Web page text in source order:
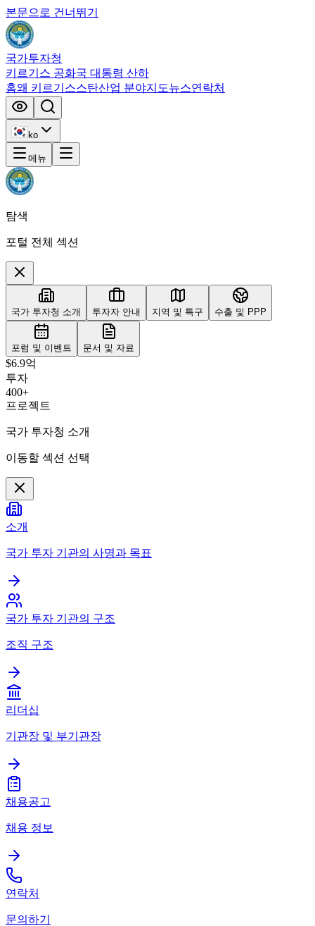
본문으로 건너뛰기
국가투자청
키르기스 공화국 대통령 산하
홈왜 키르기스스탄산업 분야지도뉴스연락처
ko
메뉴
탐색
포털 전체 섹션
국가 투자청 소개 투자자 안내 지역 및 특구 수출 및 PPP
포럼 및 이벤트 문서 및 자료
$6.9억
투자
400+
프로젝트
국가 투자청 소개
이동할 섹션 선택
소개
국가 투자 기관의 사명과 목표
국가 투자 기관의 구조
조직 구조
리더십
기관장 및 부기관장
채용공고
채용 정보
연락처
문의하기